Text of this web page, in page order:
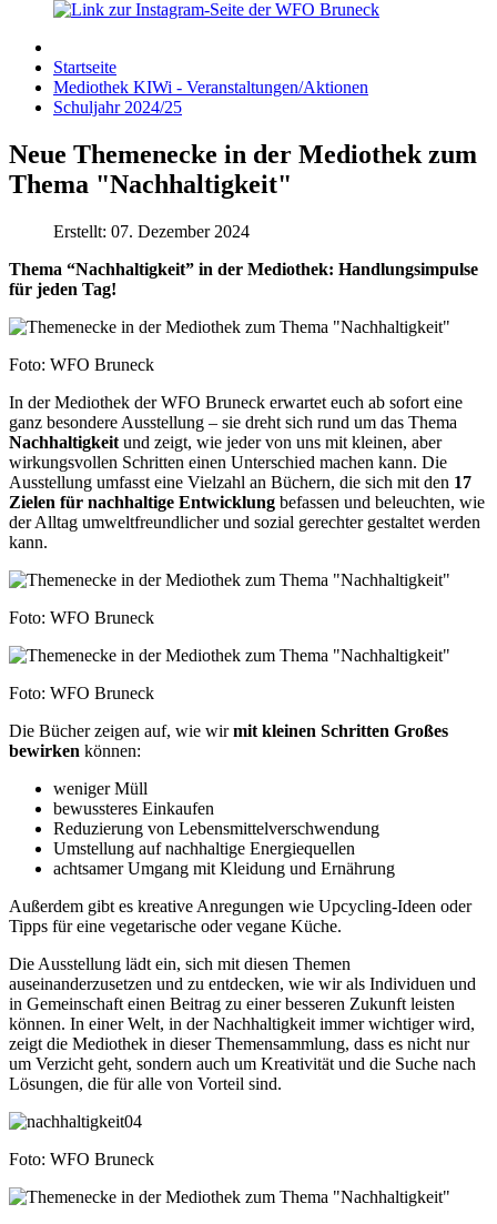
Startseite
Mediothek KIWi - Veranstaltungen/Aktionen
Schuljahr 2024/25
Neue Themenecke in der Mediothek zum
Thema "Nachhaltigkeit"
Erstellt: 07. Dezember 2024
Thema “Nachhaltigkeit” in der Mediothek: Handlungsimpulse
für jeden Tag!
Foto: WFO Bruneck
In der Mediothek der WFO Bruneck erwartet euch ab sofort eine
ganz besondere Ausstellung – sie dreht sich rund um das Thema
Nachhaltigkeit und zeigt, wie jeder von uns mit kleinen, aber
wirkungsvollen Schritten einen Unterschied machen kann. Die
Ausstellung umfasst eine Vielzahl an Büchern, die sich mit den 17
Zielen für nachhaltige Entwicklung befassen und beleuchten, wie
der Alltag umweltfreundlicher und sozial gerechter gestaltet werden
kann.
Foto: WFO Bruneck
Foto: WFO Bruneck
Die Bücher zeigen auf, wie wirmit kleinen Schritten Großes
bewirken können:
weniger Müll
bewussteres Einkaufen
Reduzierung von Lebensmittelverschwendung
Umstellung auf nachhaltige Energiequellen
achtsamer Umgang mit Kleidung und Ernährung
Außerdem gibt es kreative Anregungen wie Upcycling-Ideen oder
Tipps für eine vegetarische oder vegane Küche.
Die Ausstellung lädt ein, sich mit diesen Themen
auseinanderzusetzen und zu entdecken, wie wir als Individuen und
in Gemeinschaft einen Beitrag zu einer besseren Zukunft leisten
können. In einer Welt, in der Nachhaltigkeit immer wichtiger wird,
zeigt die Mediothek in dieser Themensammlung, dass es nicht nur
um Verzicht geht, sondern auch um Kreativität und die Suche nach
Lösungen, die für alle von Vorteil sind.
Foto: WFO Bruneck